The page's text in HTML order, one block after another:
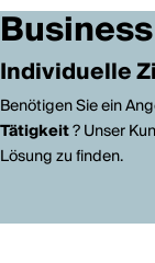
Business
Individuelle
Benötigen Sie ein
Tätigkeit? Unser
Lösung zu finden.